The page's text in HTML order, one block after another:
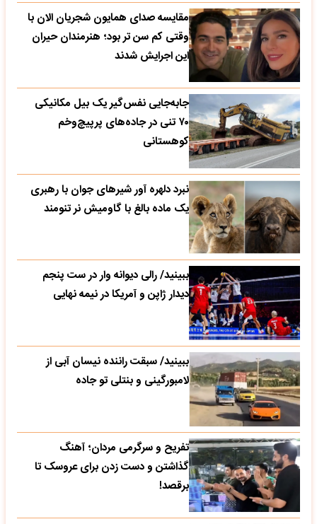
مقایسه صدای همایون شجریان الان با
وقتی کم سن تر بود؛ هنرمندان حیران
این اجرایش شدند
جابه‌جایی نفس‌گیر یک بیل مکانیکی
۷۰ تنی در جاده‌های پرپیچ‌وخم
کوهستانی
نبرد دلهره آور شیرهای جوان با رهبری
یک ماده بالغ با گاومیش نر تنومند
ببینید/ رالی دیوانه وار در ست پنجم
دیدار ژاپن و آمریکا در نیمه نهایی
ببینید/ سبقت راننده نیسان آبی از
لامبورگینی و بنتلی تو جاده
تفریح و سرگرمی مردان؛ آهنگ
گذاشتن و دست زدن برای عروسک تا
برقصد!